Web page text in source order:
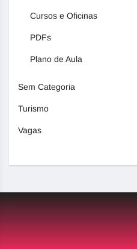
Cursos e Oficinas
PDFs
Plano de Aula
Sem Categoria
Turismo
Vagas